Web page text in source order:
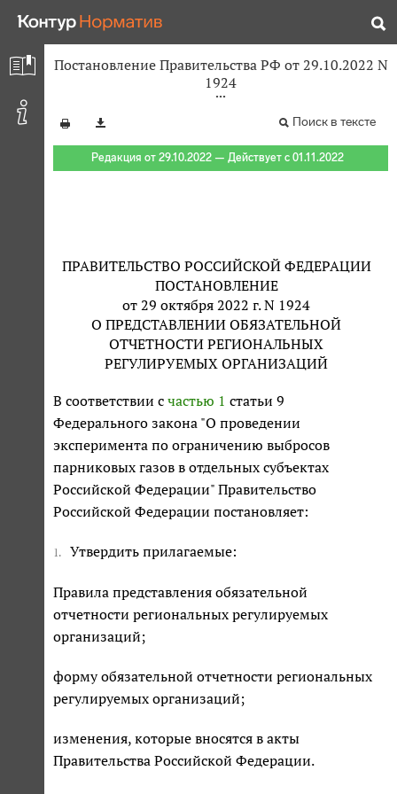
Постановление Правительства РФ от 29.10.2022 N
1924
Поиск в тексте
Редакция от 29.10.2022 — Действует с 01.11.2022
ПРАВИТЕЛЬСТВО РОССИЙСКОЙ ФЕДЕРАЦИИ
ПОСТАНОВЛЕНИЕ
от 29 октября 2022 г. N 1924
О ПРЕДСТАВЛЕНИИ ОБЯЗАТЕЛЬНОЙ
ОТЧЕТНОСТИ РЕГИОНАЛЬНЫХ
РЕГУЛИРУЕМЫХ ОРГАНИЗАЦИЙ
В соответствии с частью 1 статьи 9
Федерального закона "О проведении
эксперимента по ограничению выбросов
парниковых газов в отдельных субъектах
Российской Федерации" Правительство
Российской Федерации постановляет:
1. Утвердить прилагаемые:
Правила представления обязательной
отчетности региональных регулируемых
организаций;
форму обязательной отчетности региональных
регулируемых организаций;
изменения, которые вносятся в акты
Правительства Российской Федерации.